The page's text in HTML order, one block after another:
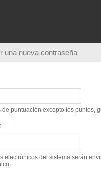
una nueva contraseña
puntuación excepto los puntos,
electrónicos del sistema serán